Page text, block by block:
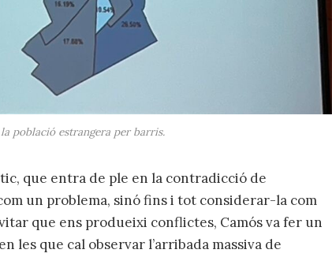
població estrangera per barris.
que entra de ple en la contradicció de
un problema, sinó fins i tot considerar-la com
que ens produeixi conflictes, Camós va fer un
les que cal observar l’arribada massiva de